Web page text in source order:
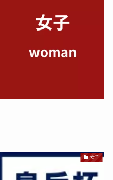
女子